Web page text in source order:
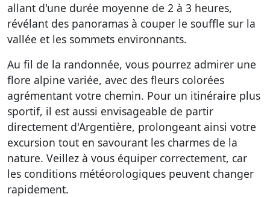
allant d'une durée moyenne de 2 à 3 heures,
révélant des panoramas à couper le souffle sur la
vallée et les sommets environnants.
Au fil de la randonnée, vous pourrez admirer une
flore alpine variée, avec des fleurs colorées
agrémentant votre chemin. Pour un itinéraire plus
sportif, il est aussi envisageable de partir
directement d'Argentière, prolongeant ainsi votre
excursion tout en savourant les charmes de la
nature. Veillez à vous équiper correctement, car
les conditions météorologiques peuvent changer
rapidement.